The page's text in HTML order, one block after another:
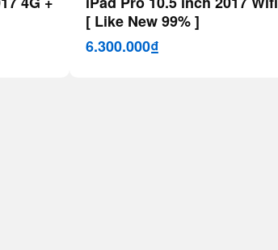
[ Like New 99% ]
6.300.000₫